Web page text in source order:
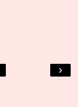
›